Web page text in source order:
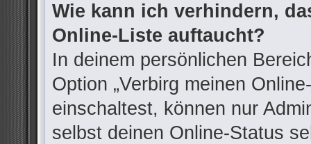
Wie kann ich verhindern,
Online-Liste auftaucht?
In deinem persönlichen
Option „Verbirg meinen
einschaltest, können nur
selbst deinen Online-Status